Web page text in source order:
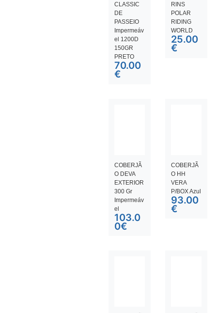
CLASSIC
DE
PASSEIO
Impermeáv
el 1200D
150GR
PRETO
70.00
€
RINS
POLAR
RIDING
WORLD
25.00
€
COBERJÃ
O DEVA
EXTERIOR
300 Gr
Impermeáv
el
103.0
0€
COBERJÃ
O HH
VERA
P/BOX Azul
93.00
€